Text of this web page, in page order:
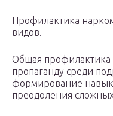
Профилактика
видов.
Общая профилактика
пропаганду среди
формирование
преодоления